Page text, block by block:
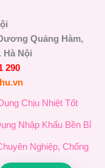
Quảng Hàm,
Hà Nội
290
Chịu Nhiệt Tốt
Nhập Khẩu Bền Bỉ
Nghiệp, Chống